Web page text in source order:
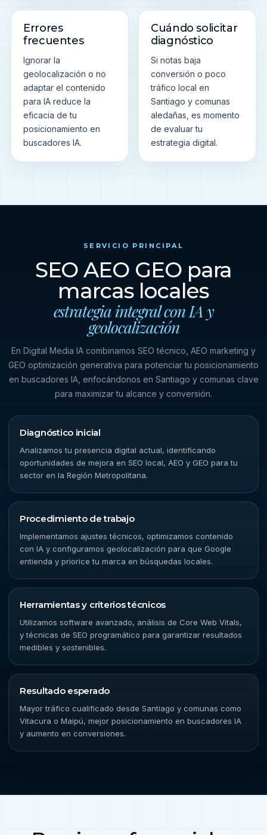
Errores
frecuentes
Ignorar la
geolocalización o no
adaptar el contenido
para IA reduce la
eficacia de tu
posicionamiento en
buscadores IA.
Cuándo solicitar
diagnóstico
Si notas baja
conversión o poco
tráfico local en
Santiago y comunas
aledañas, es momento
de evaluar tu
estrategia digital.
SERVICIO PRINCIPAL
SEO AEO GEO para
marcas locales
estrategia integral con IA y
geolocalización
En Digital Media IA combinamos SEO técnico, AEO marketing y
GEO optimización generativa para potenciar tu posicionamiento
en buscadores IA, enfocándonos en Santiago y comunas clave
para maximizar tu alcance y conversión.
Diagnóstico inicial
Analizamos tu presencia digital actual, identificando
oportunidades de mejora en SEO local, AEO y GEO para tu
sector en la Región Metropolitana.
Procedimiento de trabajo
Implementamos ajustes técnicos, optimizamos contenido
con IA y configuramos geolocalización para que Google
entienda y priorice tu marca en búsquedas locales.
Herramientas y criterios técnicos
Utilizamos software avanzado, análisis de Core Web Vitals,
y técnicas de SEO programático para garantizar resultados
medibles y sostenibles.
Resultado esperado
Mayor tráfico cualificado desde Santiago y comunas como
Vitacura o Maipú, mejor posicionamiento en buscadores IA
y aumento en conversiones.